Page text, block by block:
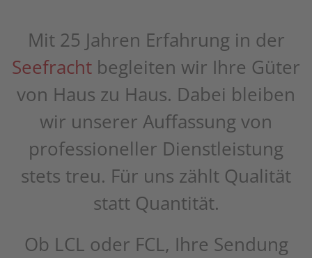
Mit 25 Jahren Erfahrung in der
Seefracht begleiten wir Ihre Güter
von Haus zu Haus. Dabei bleiben
wir unserer Auffassung von
professioneller Dienstleistung
stets treu. Für uns zählt Qualität
statt Quantität.
Ob LCL oder FCL, Ihre Sendung